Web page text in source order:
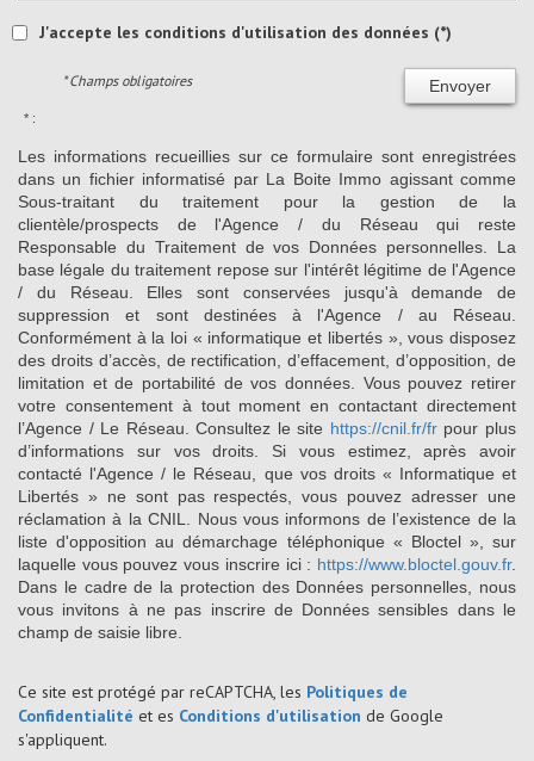
J'accepte les conditions d'utilisation des données (*)
Envoyer
* Champs obligatoires
* :
Les informations recueillies sur ce formulaire sont enregistrées
dans un fichier informatisé par La Boite Immo agissant comme
Sous-traitant du traitement pour la gestion de la
clientèle/prospects de l'Agence / du Réseau qui reste
Responsable du Traitement de vos Données personnelles. La
base légale du traitement repose sur l'intérêt légitime de l'Agence
/ du Réseau. Elles sont conservées jusqu'à demande de
suppression et sont destinées à l'Agence / au Réseau.
Conformément à la loi « informatique et libertés », vous disposez
des droits d’accès, de rectification, d’effacement, d’opposition, de
limitation et de portabilité de vos données. Vous pouvez retirer
votre consentement à tout moment en contactant directement
l’Agence / Le Réseau. Consultez le site https://cnil.fr/frpour plus
d’informations sur vos droits. Si vous estimez, après avoir
contacté l'Agence / le Réseau, que vos droits « Informatique et
Libertés » ne sont pas respectés, vous pouvez adresser une
réclamation à la CNIL. Nous vous informons de l’existence de la
liste d'opposition au démarchage téléphonique « Bloctel », sur
laquelle vous pouvez vous inscrire ici : https://www.bloctel.gouv.fr.
Dans le cadre de la protection des Données personnelles, nous
vous invitons à ne pas inscrire de Données sensibles dans le
champ de saisie libre.
Ce site est protégé par reCAPTCHA, les Politiques de
Confidentialité et es Conditions d'utilisation de Google
s'appliquent.